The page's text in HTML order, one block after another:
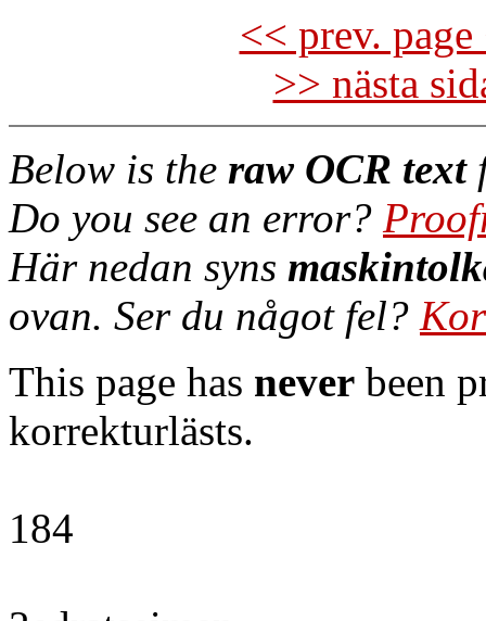
<< prev.
>> nästa
Below is the raw OCR text
Do you see an error?
Här nedan syns
ovan. Ser du något fel?
This page has never been
korrekturlästs.
184